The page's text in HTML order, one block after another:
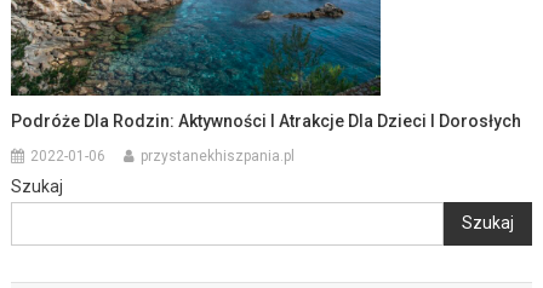
Podróże Dla Rodzin: Aktywności I Atrakcje Dla Dzieci I Dorosłych
2022-01-06 przystanekhiszpania.pl
Szukaj
Szukaj